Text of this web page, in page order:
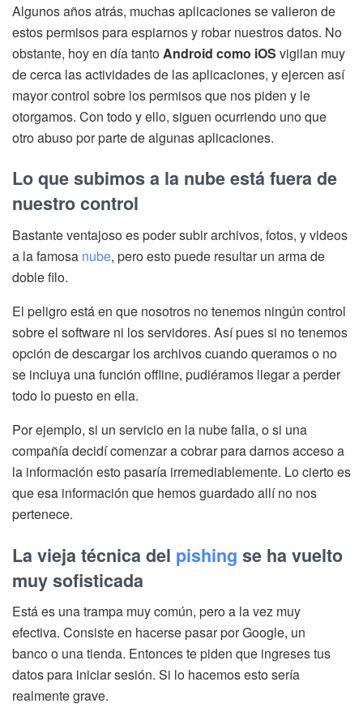
Algunos años atrás, muchas aplicaciones se valieron de
estos permisos para espiarnos y robar nuestros datos. No
obstante, hoy en día tanto Android como iOS vigilan muy
de cerca las actividades de las aplicaciones, y ejercen así
mayor control sobre los permisos que nos piden y le
otorgamos. Con todo y ello, siguen ocurriendo uno que
otro abuso por parte de algunas aplicaciones.
Lo que subimos a la nube está fuera de
nuestro control
Bastante ventajoso es poder subir archivos, fotos, y videos
a la famosa nube, pero esto puede resultar un arma de
doble filo.
El peligro está en que nosotros no tenemos ningún control
sobre el software ni los servidores. Así pues si no tenemos
opción de descargar los archivos cuando queramos o no
se incluya una función offline, pudiéramos llegar a perder
todo lo puesto en ella.
Por ejemplo, si un servicio en la nube falla, o si una
compañía decidí comenzar a cobrar para darnos acceso a
la información esto pasaría irremediablemente. Lo cierto es
que esa información que hemos guardado allí no nos
pertenece.
La vieja técnica del pishing se ha vuelto
muy sofisticada
Está es una trampa muy común, pero a la vez muy
efectiva. Consiste en hacerse pasar por Google, un
banco o una tienda. Entonces te piden que ingreses tus
datos para iniciar sesión. Si lo hacemos esto sería
realmente grave.